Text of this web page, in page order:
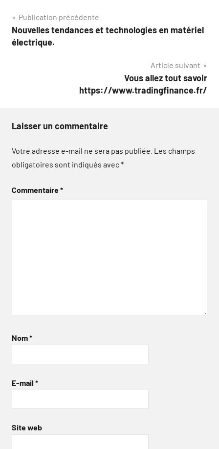
Navigation
de
Publication précédente
Nouvelles tendances et technologies en matériel
électrique.
Article suivant
Vous allez tout savoir
https://www.tradingfinance.fr/
Laisser un commentaire
Votre adresse e-mail ne sera pas publiée. Les champs
obligatoires sont indiqués avec*
Commentaire*
Nom*
E-mail *
Site web